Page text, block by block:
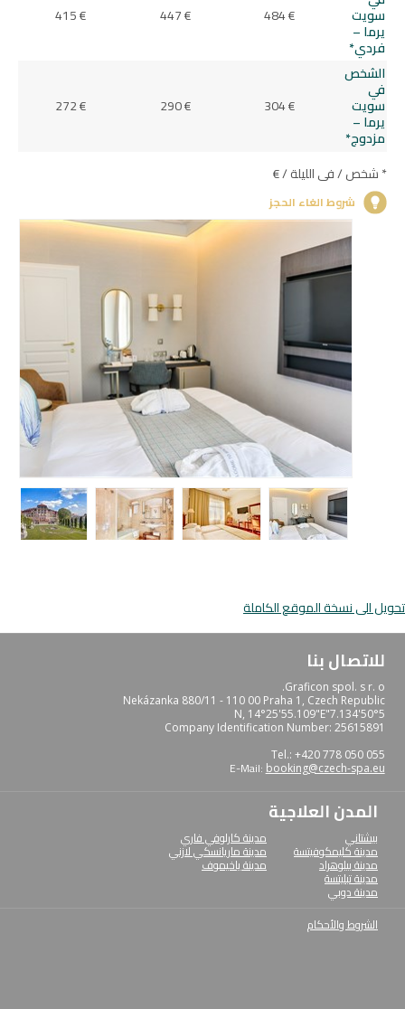
سويت
يرما –
فردي*
484 €
447 €
415 €
الشخص
في
سويت
يرما –
مزدوج*
304 €
290 €
272 €
* شخص / في الليلة / €
شروط الغاء الحجز
تحويل الى نسخة الموقع الكاملة
للاتصال بنا
Graficon spol. s r. o.
Nekázanka 880/11 - 110 00 Praha 1, Czech Republic
50°5'7.134"N, 14°25'55.109"E
Company Identification Number: 25615891
Tel.: +420 778 050 055
E-Mail:booking@czech-spa.eu
المدن العلاجية
بيشتاني
مدينة كليمكوفيتسة
مدينة بيلوهراد
مدينة تبليتسة
مدينة دوبي
مدينة كارلوفي فاري
مدينة ماريانسكي لازني
مدينة ياخيموف
الشروط والأحكام